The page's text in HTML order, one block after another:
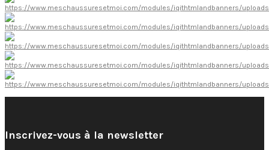
Inscrivez-vous à la newsletter